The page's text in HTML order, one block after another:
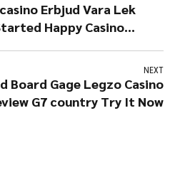
Erbjud Vara Lek
Happy Casino
NEXT
Board Gage Legzo Casino
Review G7 country Try It Now